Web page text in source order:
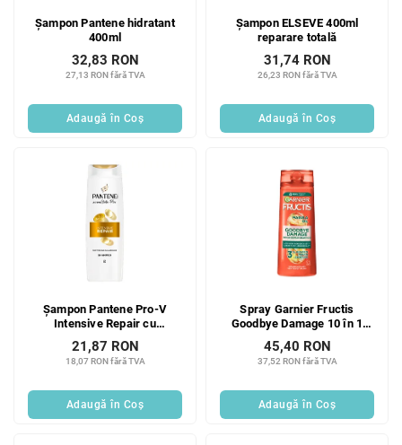
Șampon Pantene hidratant
400ml
27,13 RON fără TVA
32,83 RON
Adaugă în Coş
Șampon ELSEVE 400ml
reparare totală
26,23 RON fără TVA
31,74 RON
Adaugă în Coş
Șampon Pantene Pro-V
Intensive Repair cu
deteriorat, 3 în 1, 360 ml
18,07 RON fără TVA
21,87 RON
Adaugă în Coş
Spray Garnier Fructis
Goodbye Damage 10 în 1
ml
37,52 RON fără TVA
45,40 RON
Adaugă în Coş